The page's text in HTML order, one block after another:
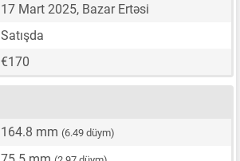
17 Mart 2025, Bazar Ertəsi
Satışda
€170
164.8 mm (6.49 düym)